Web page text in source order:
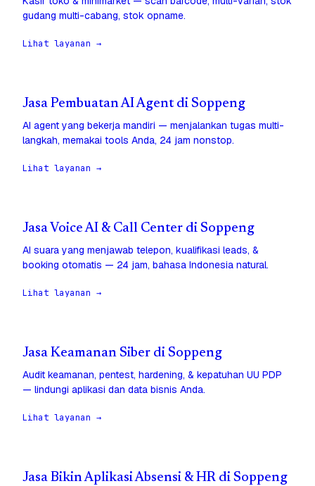
gudang multi-cabang, stok opname.
Lihat layanan →
Jasa Pembuatan AI Agent di Soppeng
AI agent yang bekerja mandiri — menjalankan tugas multi-
langkah, memakai tools Anda, 24 jam nonstop.
Lihat layanan →
Jasa Voice AI & Call Center di Soppeng
AI suara yang menjawab telepon, kualifikasi leads, &
booking otomatis — 24 jam, bahasa Indonesia natural.
Lihat layanan →
Jasa Keamanan Siber di Soppeng
Audit keamanan, pentest, hardening, & kepatuhan UU PDP
— lindungi aplikasi dan data bisnis Anda.
Lihat layanan →
Jasa Bikin Aplikasi Absensi & HR di Soppeng